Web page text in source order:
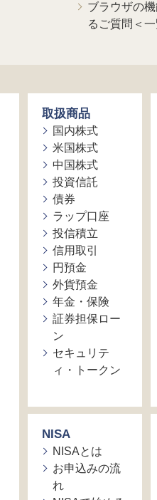
ブラウザの
るご質問＜
取扱商品
国内株式
米国株式
中国株式
投資信託
債券
ラップ口座
投信積立
信用取引
円預金
外貨預金
年金・保険
証券担保ロー
ン
セキュリテ
ィ・トークン
NISA
NISAとは
お申込みの流
れ